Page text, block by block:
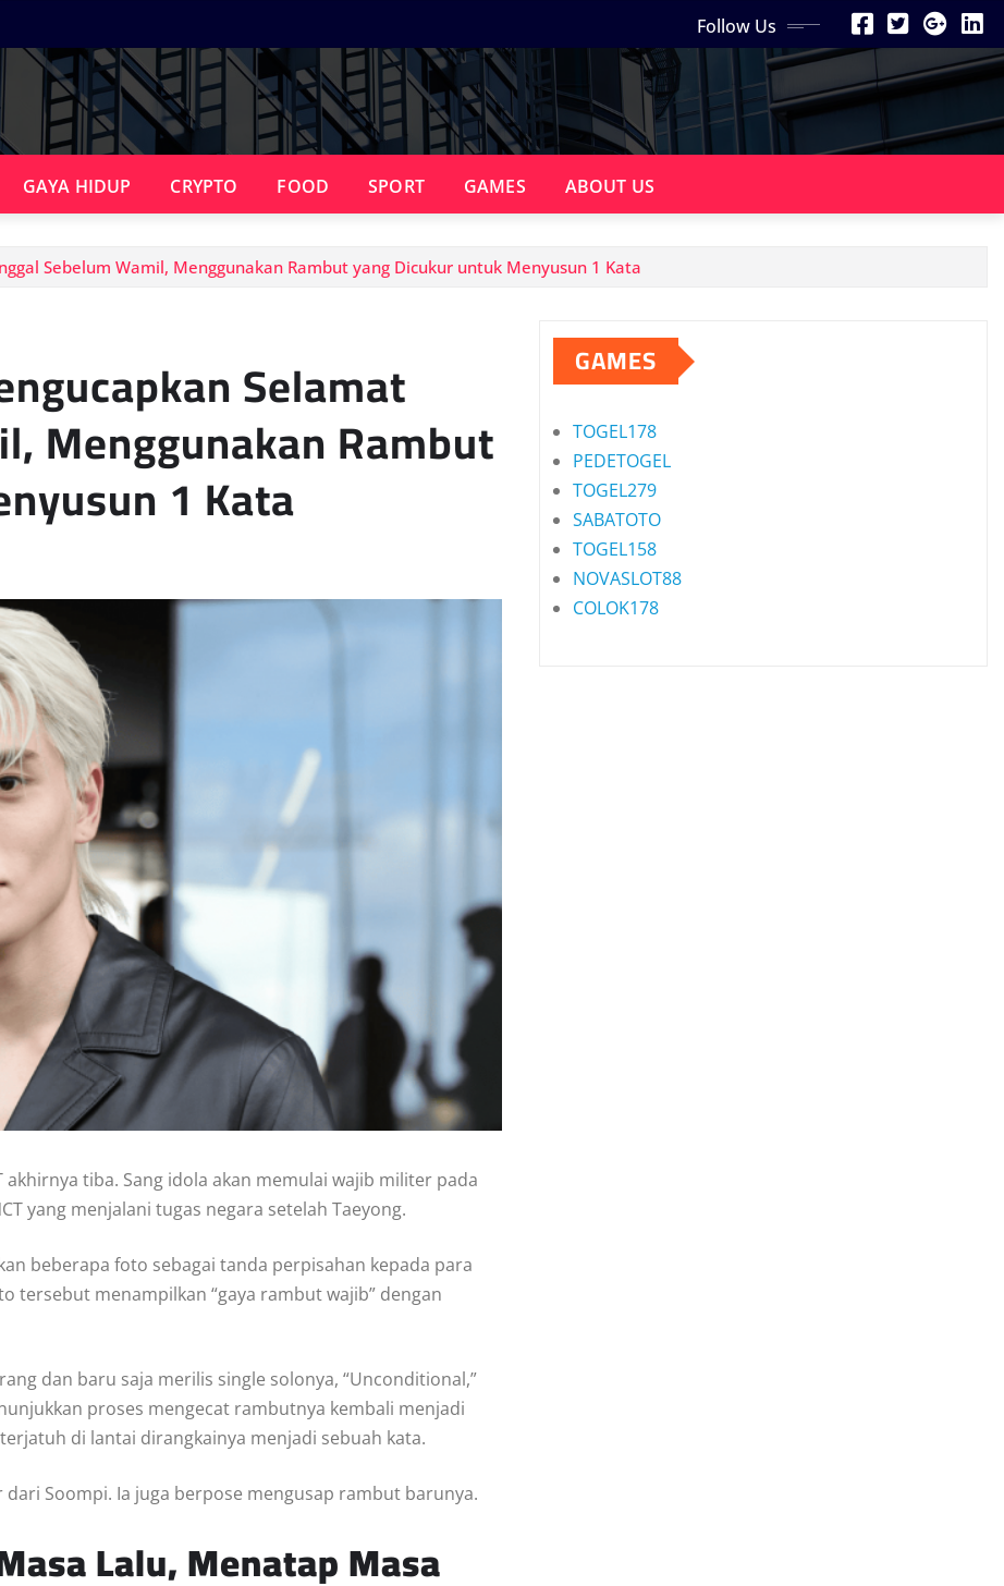
Follow Us
GAYA HIDUP CRYPTO FOOD SPORT GAMES ABOUT US
Sebelum Wamil, Menggunakan Rambut yang Dicukur untuk Menyusun 1 Kata
Selamat
Menggunakan Rambut
1 Kata
tiba. Sang idola akan memulai wajib militer pada
yang menjalani tugas negara setelah Taeyong.
beberapa foto sebagai tanda perpisahan kepada para
tersebut menampilkan “gaya rambut wajib” dengan
dan baru saja merilis single solonya, “Unconditional,”
proses mengecat rambutnya kembali menjadi
di lantai dirangkainya menjadi sebuah kata.
Soompi. Ia juga berpose mengusap rambut barunya.
Lalu, Menatap Masa
GAMES
TOGEL178
PEDETOGEL
TOGEL279
SABATOTO
TOGEL158
NOVASLOT88
COLOK178